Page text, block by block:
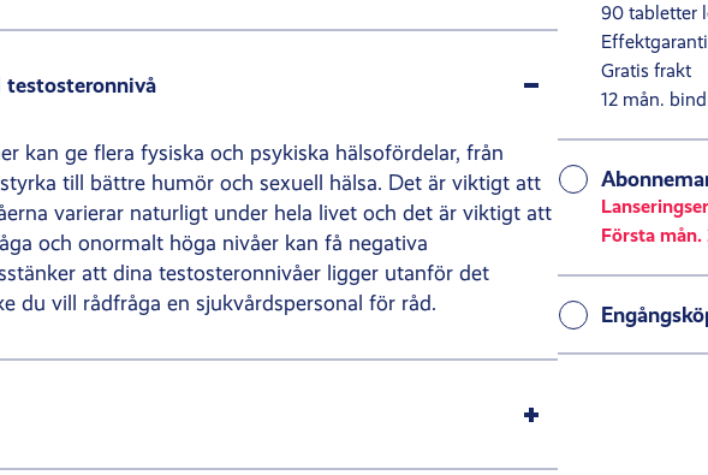
testosteronnivå
kan ge flera fysiska och psykiska hälsofördelar, från
till bättre humör och sexuell hälsa. Det är viktigt att
varierar naturligt under hela livet och det är viktigt att
och onormalt höga nivåer kan få negativa
att dina testosteronnivåer ligger utanför det
du vill rådfråga en sjukvårdspersonal för råd.
90 tabletter
Effektgaranti
Gratis frakt
12 mån.
Första